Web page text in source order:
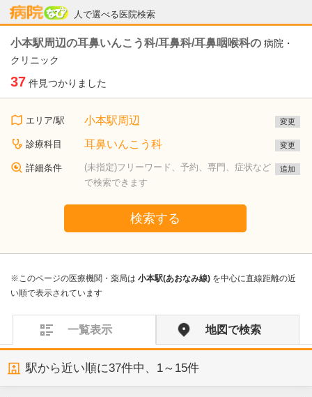
人で選べる医院検索
病院なび
小本駅周辺の耳鼻いんこう科/耳鼻科/耳鼻咽喉科の 病院・
クリニック
37 件見つかりました
エリア/駅 小本駅周辺 変更
診療科目 耳鼻いんこう科 変更
詳細条件
(未指定)フリーワード、予約、専門、症状など
で検索できます
追加
検索する
※このページの医療機関・薬局は 小本駅(あおなみ線) を中心に直線距離の近
い順で表示されています
一覧表示 地図で検索
駅から近い順に37件中、 1～15件